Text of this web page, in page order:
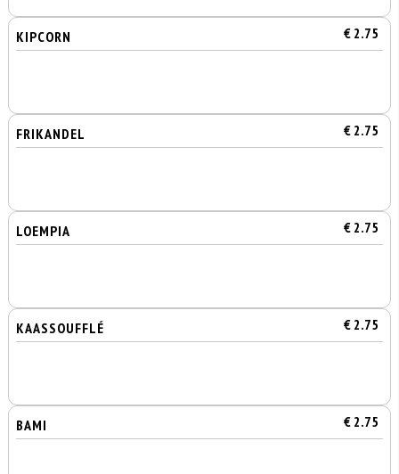
KIPCORN € 2.75
FRIKANDEL € 2.75
LOEMPIA € 2.75
KAASSOUFFLÉ € 2.75
BAMI € 2.75